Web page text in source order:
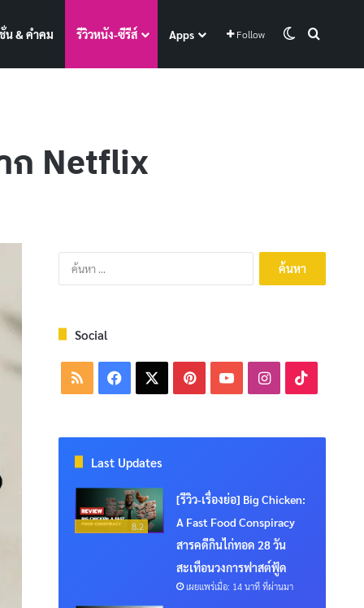
น & คำคม รีวิวหนัง-ซีรีส์ Apps Follow Switch skin
ก Netflix
ค้นหา
สำหรับ:
Social
RSS Facebook PinterestYouTubeInstagram
Last Updates
8.2
[รีวิว-เรื่องย่อ] Big Chicken:
A Fast Food Conspiracy
สารคดีกินไก่ทอด 28 วัน
สะเทือนวงการฟาสต์ฟู้ด
เผยแพร่เมื่อ: 14 นาที ที่ผ่านมา